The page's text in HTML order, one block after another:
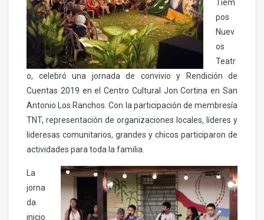
Tiem
pos
Nuev
os
Teatr
o, celebró una jornada de convivio y Rendición de
Cuentas 2019 en el Centro Cultural Jon Cortina en San
Antonio Los Ranchos. Con la participación de membresía
TNT, representación de organizaciones locales, líderes y
lideresas comunitarios, grandes y chicos participaron de
actividades para toda la familia.
La
jorna
da
inicio